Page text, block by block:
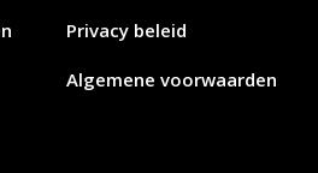
Privacy beleid
Algemene voorwaarden